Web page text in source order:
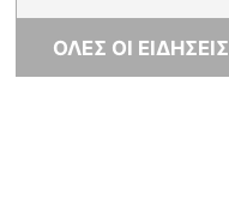
ΟΛΕΣ ΟΙ ΕΙΔΗΣΕΙΣ